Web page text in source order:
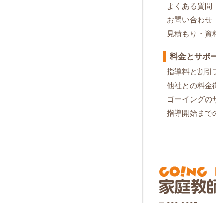
よくある質問
お問い合わせ
見積もり・資
料金とサポ
指導料と割引
他社との料金
ゴーイングの
指導開始まで